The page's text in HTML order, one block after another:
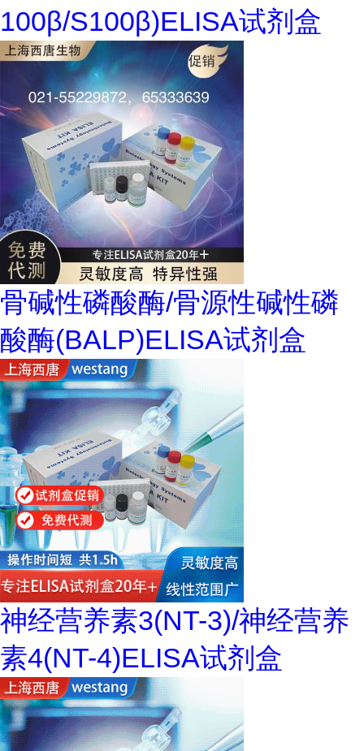
100β/S100β)ELISA试剂盒
骨碱性磷酸酶/骨源性碱性磷
酸酶(BALP)ELISA试剂盒
神经营养素3(NT-3)/神经营养
素4(NT-4)ELISA试剂盒